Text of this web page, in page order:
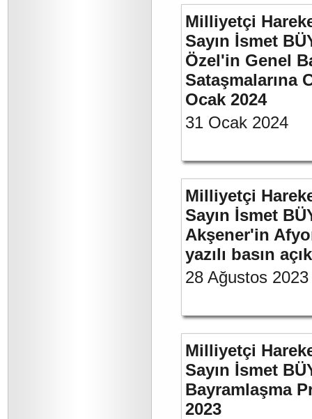
Milliyetçi
Sayın İsmet
Özel'in Genel
Sataşmalarına
Ocak 2024
31 Ocak 2024
Milliyetçi
Sayın İsmet
Akşener'in
yazılı basın
28 Ağustos 2023
Milliyetçi
Sayın İsmet
Bayramlaşma
2023